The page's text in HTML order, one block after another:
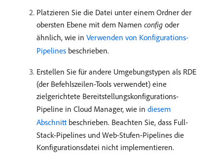
Platzieren Sie die Datei unter einem Ordner der
obersten Ebene mit dem Namen config oder
ähnlich, wie in Verwenden von Konfigurations-
Pipelines beschrieben.
Erstellen Sie für andere Umgebungstypen als RDE
(der Befehlszeilen-Tools verwendet) eine
zielgerichtete Bereitstellungskonfigurations-
Pipeline in Cloud Manager, wie in diesem
Abschnitt beschrieben. Beachten Sie, dass Full-
Stack-Pipelines und Web-Stufen-Pipelines die
Konfigurationsdatei nicht implementieren.